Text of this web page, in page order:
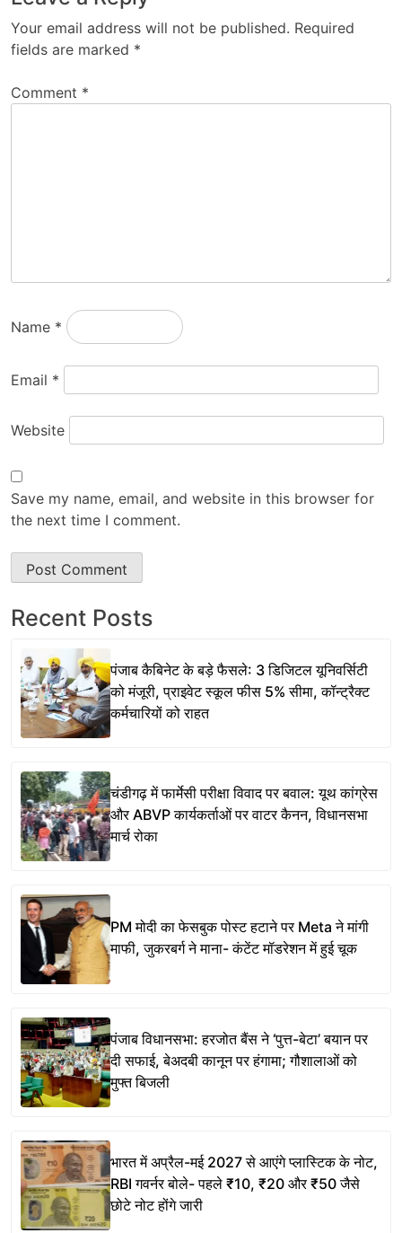
Your email address will not be published. Required
fields are marked *
Comment *
Name *
Email *
Website
Save my name, email, and website in this browser for
the next time I comment.
Recent Posts
पंजाब कैबिनेट के बड़े फैसले: 3 डिजिटल यूनिवर्सिटी
को मंजूरी, प्राइवेट स्कूल फीस 5% सीमा, कॉन्ट्रैक्ट
कर्मचारियों को राहत
चंडीगढ़ में फार्मेसी परीक्षा विवाद पर बवाल: यूथ कांग्रेस
और ABVP कार्यकर्ताओं पर वाटर कैनन, विधानसभा
मार्च रोका
PM मोदी का फेसबुक पोस्ट हटाने पर Meta ने मांगी
माफी, जुकरबर्ग ने माना- कंटेंट मॉडरेशन में हुई चूक
पंजाब विधानसभा: हरजोत बैंस ने ‘पुत्त-बेटा’ बयान पर
दी सफाई, बेअदबी कानून पर हंगामा; गौशालाओं को
मुफ्त बिजली
भारत में अप्रैल-मई 2027 से आएंगे प्लास्टिक के नोट,
RBI गवर्नर बोले- पहले ₹10, ₹20 और ₹50 जैसे
छोटे नोट होंगे जारी